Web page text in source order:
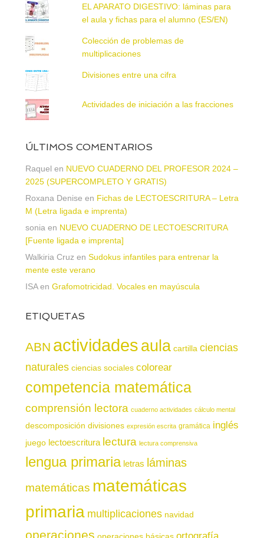
EL APARATO DIGESTIVO: láminas para
el aula y fichas para el alumno (ES/EN)
Colección de problemas de
multiplicaciones
Divisiones entre una cifra
Actividades de iniciación a las fracciones
ÚLTIMOS COMENTARIOS
Raquel en NUEVO CUADERNO DEL PROFESOR 2024 –
2025 (SUPERCOMPLETO Y GRATIS)
Roxana Denise en Fichas de LECTOESCRITURA – Letra
M (Letra ligada e imprenta)
sonia en NUEVO CUADERNO DE LECTOESCRITURA
[Fuente ligada e imprenta]
Walkiria Cruz en Sudokus infantiles para entrenar la
mente este verano
ISAen Grafomotricidad. Vocales en mayúscula
ETIQUETAS
ABN actividadesaula cartilla ciencias
naturales ciencias sociales colorear
competencia matemática
comprensión lectora cuaderno actividades cálculo mental
descomposición divisiones expresión escrita gramática inglés
juego lectoescritura lectura lectura comprensiva
lengua primaria letras láminas
matemáticas matemáticas
primaria multiplicaciones navidad
operaciones operaciones básicas